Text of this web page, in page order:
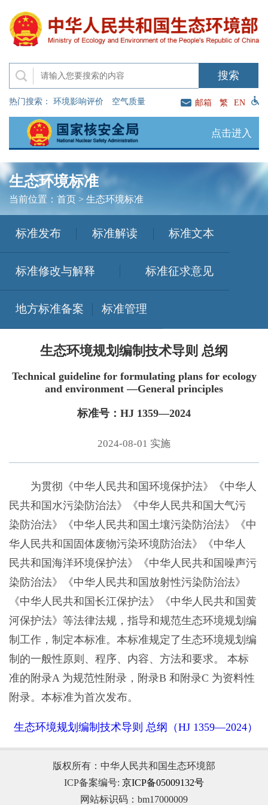
热门搜索： 环境影响评价 空气质量 邮箱 繁 EN
点击进入
生态环境标准
当前位置： 首页> 生态环境标准
标准发布 标准解读 标准文本
标准修改与解释 标准征求意见
地方标准备案 标准管理
生态环境规划编制技术导则 总纲
Technical guideline for formulating plans for ecology
and environment —General principles
标准号：HJ 1359—2024
2024-08-01 实施
为贯彻《中华人民共和国环境保护法》《中华人
民共和国水污染防治法》《中华人民共和国大气污
染防治法》《中华人民共和国土壤污染防治法》《中
华人民共和国固体废物污染环境防治法》《中华人
民共和国海洋环境保护法》《中华人民共和国噪声污
染防治法》《中华人民共和国放射性污染防治法》
《中华人民共和国长江保护法》《中华人民共和国黄
河保护法》等法律法规，指导和规范生态环境规划编
制工作，制定本标准。本标准规定了生态环境规划编
制的一般性原则、程序、内容、方法和要求。 本标
准的附录A 为规范性附录，附录B 和附录C 为资料性
附录。本标准为首次发布。
生态环境规划编制技术导则 总纲（HJ 1359—2024）
版权所有：中华人民共和国生态环境部
ICP备案编号: 京ICP备05009132号
网站标识码：bm17000009